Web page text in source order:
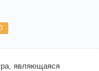
являющаяся